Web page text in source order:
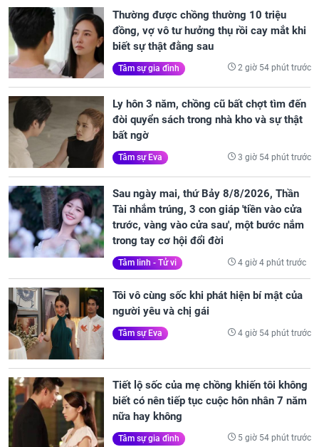
Thường được chồng thường 10 triệu
đồng, vợ vô tư hưởng thụ rồi cay mắt khi
biết sự thật đằng sau
Tâm sự gia đình 2 giờ 54 phút trước
Ly hôn 3 năm, chồng cũ bất chợt tìm đến
đòi quyển sách trong nhà kho và sự thật
bất ngờ
Tâm sự Eva 3 giờ 54 phút trước
Sau ngày mai, thứ Bảy 8/8/2026, Thần
Tài nhắm trúng, 3 con giáp 'tiền vào cửa
trước, vàng vào cửa sau', một bước nắm
trong tay cơ hội đổi đời
Tâm linh - Tử vi 4 giờ 4 phút trước
Tôi vô cùng sốc khi phát hiện bí mật của
người yêu và chị gái
Tâm sự Eva 4 giờ 54 phút trước
Tiết lộ sốc của mẹ chồng khiến tôi không
biết có nên tiếp tục cuộc hôn nhân 7 năm
nữa hay không
Tâm sự gia đình 5 giờ 54 phút trước